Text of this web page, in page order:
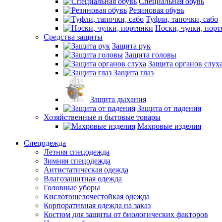
Резиновая обувь
Туфли, тапочки, сабо
Носки, чулки,
Средства защиты
Защита рук
Защита головы
Защита органов слуха
Защита глаз
Защита дыхания
Защита от падения
Хозяйственные и бытовые товары
Махровые изделия
Спецодежда
Летняя спецодежда
Зимняя спецодежда
Антистатическая одежда
Влагозащитная одежда
Головные уборы
Кислотощелочестойкая одежда
Корпоративная одежда на заказ
Костюм для защиты от биологических факторов